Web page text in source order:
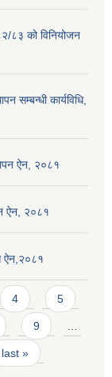
८३ को विनियोजन
सम्बन्धी कार्यविधि,
ऐन, २०८१
ऐन, २०८१
ऐन,२०८१
4 5
9
last »